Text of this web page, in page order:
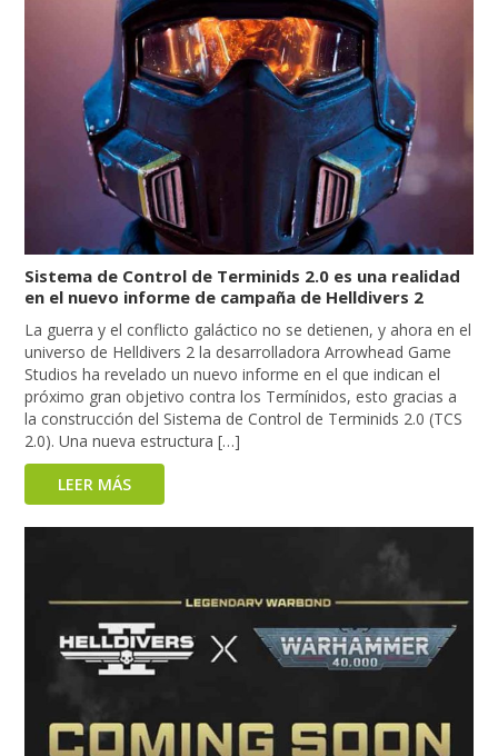
Sistema de Control de Terminids 2.0 es una realidad
en el nuevo informe de campaña de Helldivers 2
La guerra y el conflicto galáctico no se detienen, y ahora en el
universo de Helldivers 2 la desarrolladora Arrowhead Game
Studios ha revelado un nuevo informe en el que indican el
próximo gran objetivo contra los Termínidos, esto gracias a
la construcción del Sistema de Control de Terminids 2.0 (TCS
2.0). Una nueva estructura […]
LEER MÁS